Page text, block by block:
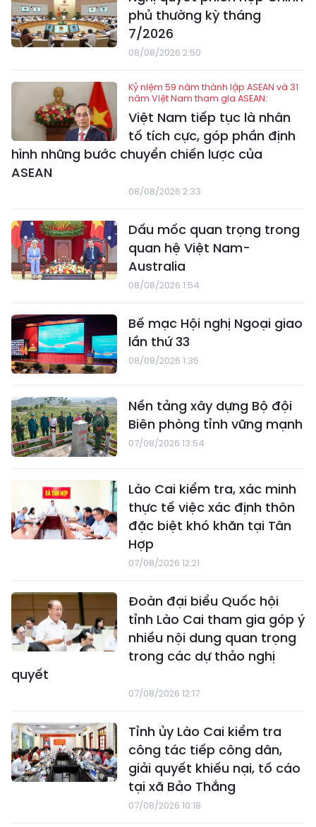
phủ thường kỳ tháng
7/2026
08/08/2026 2:50
Kỷ niệm 59 năm thành lập ASEAN và 31
năm Việt Nam tham gia ASEAN:
Việt Nam tiếp tục là nhân
tố tích cực, góp phần định
hình những bước chuyển chiến lược của
ASEAN
08/08/2026 2:33
Dấu mốc quan trọng trong
quan hệ Việt Nam-
Australia
08/08/2026 1:54
Bế mạc Hội nghị Ngoại giao
lần thứ 33
08/08/2026 1:35
Nền tảng xây dựng Bộ đội
Biên phòng tỉnh vững mạnh
07/08/2026 13:54
Lào Cai kiểm tra, xác minh
thực tế việc xác định thôn
đặc biệt khó khăn tại Tân
Hợp
07/08/2026 12:21
Đoàn đại biểu Quốc hội
tỉnh Lào Cai tham gia góp ý
nhiều nội dung quan trọng
trong các dự thảo nghị
quyết
07/08/2026 12:17
Tỉnh ủy Lào Cai kiểm tra
công tác tiếp công dân,
giải quyết khiếu nại, tố cáo
tại xã Bảo Thắng
07/08/2026 10:18